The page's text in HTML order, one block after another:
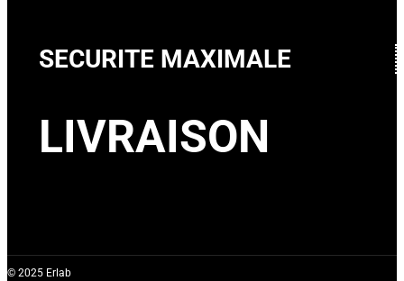
SECURITE MAXIMALE
LIVRAISON
© 2025 Erlab